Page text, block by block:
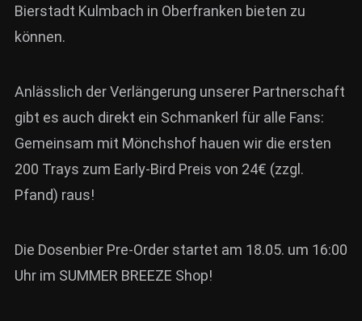
Bierstadt Kulmbach in Oberfranken bieten zu
können.
Anlässlich der Verlängerung unserer Partnerschaft
gibt es auch direkt ein Schmankerl für alle Fans:
Gemeinsam mit Mönchshof hauen wir die ersten
200 Trays zum Early-Bird Preis von 24€ (zzgl.
Pfand) raus!
Die Dosenbier Pre-Order startet am 18.05. um 16:00
Uhr im SUMMER BREEZE Shop!